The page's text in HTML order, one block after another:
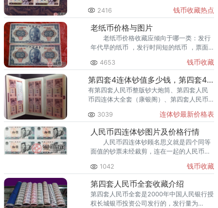
到很多收藏爱好者以及投资家的青睐。
2416 钱币收藏热点
老纸币价格与图片
老纸币价格收藏应倾向于哪一类：发行
年代早的纸币 ，发行时间短的纸币 ，票面
银两为单位的纸币 。
4653 钱币收藏
第四套4连体钞值多少钱，第四套4连体钞最新价格一览表
有第四套人民币整版钞大炮筒、第四套人民
币四连体大全套（康银阁）、第四套人民币
宜的是单独面值的四连体。
3039 连体钞最新价格表
人民币四连体钞图片及价格行情
人民币四连体钞顾名思义就是四个同等
面值的钞票未经裁剪，连在一起的人民币。
钞中规格最大、面额种类最全的一款连体纸
质人民币。
1042 钱币收藏
第四套人民币全套收藏介绍
第四套人民币全套是2000年中国人民银行授
权长城银币投资公司发行的，发行量为